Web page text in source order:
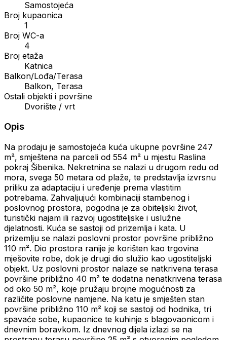
Samostojeća
Broj kupaonica
1
Broj WC-a
4
Broj etaža
Katnica
Balkon/Lođa/Terasa
Balkon, Terasa
Ostali objekti i površine
Dvorište / vrt
Opis
Na prodaju je samostojeća kuća ukupne površine 247
m², smještena na parceli od 554 m² u mjestu Raslina
pokraj Šibenika. Nekretnina se nalazi u drugom redu od
mora, svega 50 metara od plaže, te predstavlja izvrsnu
priliku za adaptaciju i uređenje prema vlastitim
potrebama. Zahvaljujući kombinaciji stambenog i
poslovnog prostora, pogodna je za obiteljski život,
turistički najam ili razvoj ugostiteljske i uslužne
djelatnosti. Kuća se sastoji od prizemlja i kata. U
prizemlju se nalazi poslovni prostor površine približno
110 m². Dio prostora ranije je korišten kao trgovina
mješovite robe, dok je drugi dio služio kao ugostiteljski
objekt. Uz poslovni prostor nalaze se natkrivena terasa
površine približno 40 m² te dodatna nenatkrivena terasa
od oko 50 m², koje pružaju brojne mogućnosti za
različite poslovne namjene. Na katu je smješten stan
površine približno 110 m² koji se sastoji od hodnika, tri
spavaće sobe, kupaonice te kuhinje s blagovaonicom i
dnevnim boravkom. Iz dnevnog dijela izlazi se na